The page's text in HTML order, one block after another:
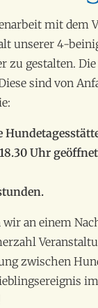
mit dem
unserer 4-
zu gestalten.
sind von
Uhr
wir an einem
zwischen